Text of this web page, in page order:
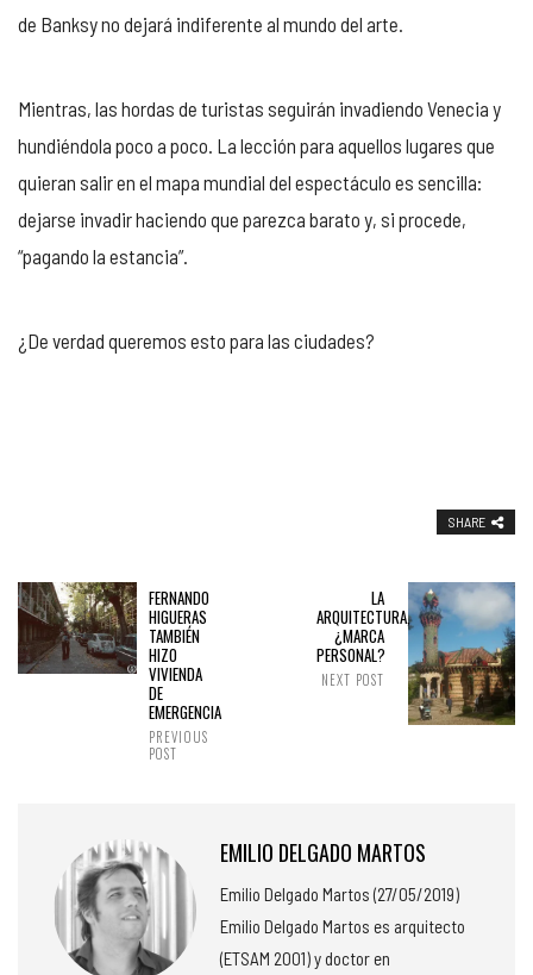
de Banksy no dejará indiferente al mundo del arte.
Mientras, las hordas de turistas seguirán invadiendo Venecia y
hundiéndola poco a poco. La lección para aquellos lugares que
quieran salir en el mapa mundial del espectáculo es sencilla:
dejarse invadir haciendo que parezca barato y, si procede,
“pagando la estancia”.
¿De verdad queremos esto para las ciudades?
SHARE
FERNANDO
HIGUERAS
TAMBIÉN
HIZO
VIVIENDA
DE
EMERGENCIA
PREVIOUS
POST
LA
ARQUITECTURA,
¿MARCA
PERSONAL?
NEXT POST
EMILIO DELGADO MARTOS
Emilio Delgado Martos (27/05/2019)
Emilio Delgado Martos es arquitecto
(ETSAM 2001) y doctor en